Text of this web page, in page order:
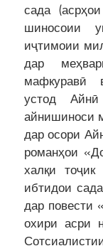
сада
шиносоии
иҷтимоии
дар
мафкуравӣ
устод
айнишиноси
дар осори
романҳои
халқи
ибтидои
дар повести
охири асри